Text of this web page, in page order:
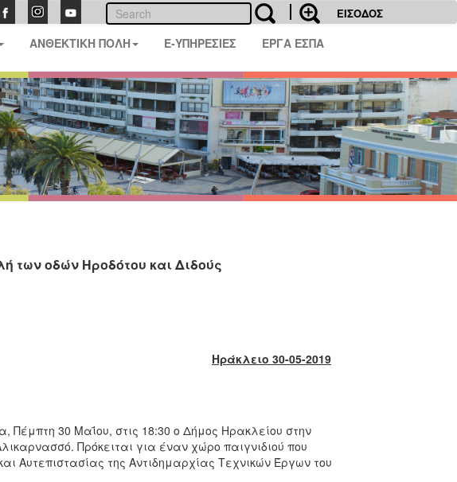
ΕΙΣΟΔΟΣ
ΑΝΘΕΚΤΙΚΗ ΠΟΛΗ E-ΥΠΗΡΕΣΙΕΣ ΕΡΓΑ ΕΣΠΑ
των οδών Ηροδότου και Διδούς
Ηράκλειο 30-05-2019
Πέμπτη 30 Μαΐου, στις 18:30 ο Δήμος Ηρακλείου στην
Πρόκειται για έναν χώρο παιγνιδιού που
Αυτεπιστασίας της Αντιδημαρχίας Τεχνικών Έργων του